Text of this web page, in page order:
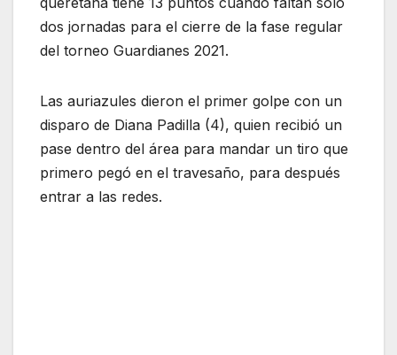
dos jornadas para el cierre de la fase regular
del torneo Guardianes 2021.
Las auriazules dieron el primer golpe con un
disparo de Diana Padilla (4), quien recibió un
pase dentro del área para mandar un tiro que
primero pegó en el travesaño, para después
entrar a las redes.